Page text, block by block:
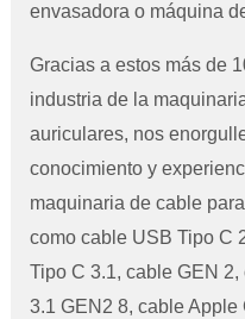
envasadora o máquina
Gracias a estos más de
industria de la
auriculares, nos
conocimiento y
maquinaria de cable
como cable USB Tipo C
Tipo C 3.1, cable GEN
3.1 GEN2 8, cable